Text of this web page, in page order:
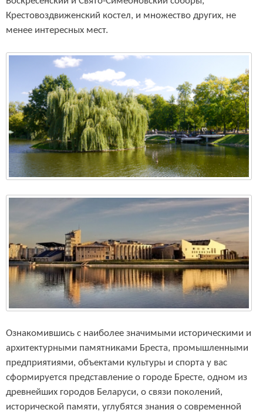
Крестовоздвиженский костел, и множество других, не
менее интересных мест.
Ознакомившись с наиболее значимыми историческими и
архитектурными памятниками Бреста, промышленными
предприятиями, объектами культуры и спорта у вас
сформируется представление о городе Бресте, одном из
древнейших городов Беларуси, о связи поколений,
исторической памяти, углубятся знания о современной